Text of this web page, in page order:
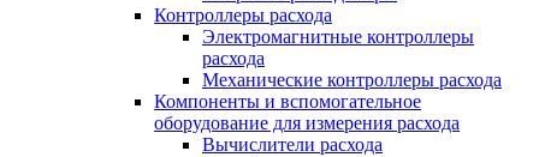
Контроллеры расхода
Электромагнитные контроллеры
расхода
Механические контроллеры расхода
Компоненты и вспомогательное
оборудование для измерения расхода
Вычислители расхода